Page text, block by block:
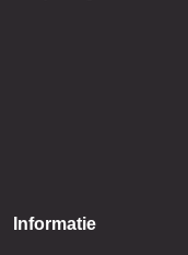
Informatie